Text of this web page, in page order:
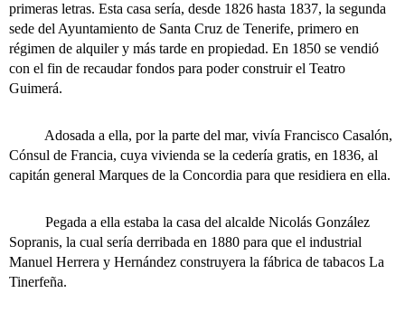
primeras letras. Esta casa sería, desde 1826 hasta 1837, la segunda
sede del Ayuntamiento de Santa Cruz de Tenerife, primero en
régimen de alquiler y más tarde en propiedad. En 1850 se vendió
con el fin de recaudar fondos para poder construir el Teatro
Guimerá.
Adosada a ella, por la parte del mar, vivía Francisco Casalón,
Cónsul de Francia, cuya vivienda se la cedería gratis, en 1836, al
capitán general Marques de la Concordia para que residiera en ella.
Pegada a ella estaba la casa del alcalde Nicolás González
Sopranis, la cual sería derribada en 1880 para que el industrial
Manuel Herrera y Hernández construyera la fábrica de tabacos La
Tinerfeña.